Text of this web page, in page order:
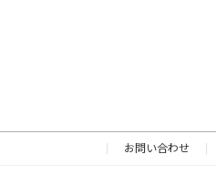
お問い合わせ